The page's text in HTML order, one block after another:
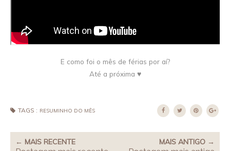
E como foi o mês de férias por aí?
Até a próxima ♥
TAGS : RESUMINHO DO MÊS
← MAIS RECENTE MAIS ANTIGO →